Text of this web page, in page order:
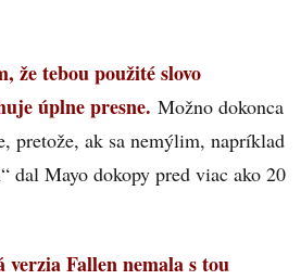
že tebou použité slovo
úplne presne. Možno dokonca
pretože, ak sa nemýlim, napríklad
dal Mayo dokopy pred viac ako 20
verzia Fallen nemala s tou